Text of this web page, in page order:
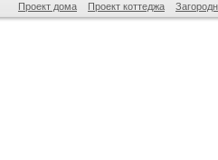
Проект дома Проект коттеджа